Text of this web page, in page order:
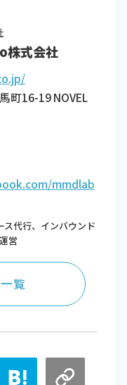
株式会社
町16-19 NOVEL
mmdlab
ス代行、インバウンド
営
覧